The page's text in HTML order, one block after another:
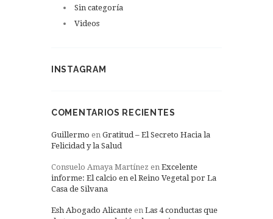
Sin categoría
Videos
INSTAGRAM
COMENTARIOS RECIENTES
Guillermo en Gratitud – El Secreto Hacia la
Felicidad y la Salud
Consuelo Amaya Martínez en Excelente
informe: El calcio en el Reino Vegetal por La
Casa de Silvana
Esh Abogado Alicante en Las 4 conductas que